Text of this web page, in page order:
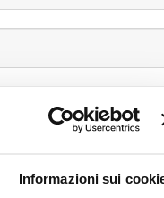
Informazioni sui